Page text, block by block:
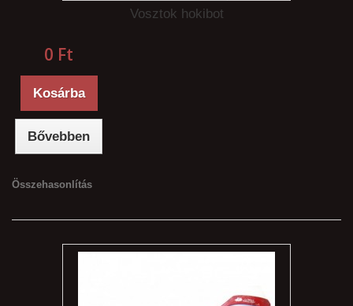
Vosztok hokibot
0 Ft‎
Kosárba
Bővebben
Összehasonlítás